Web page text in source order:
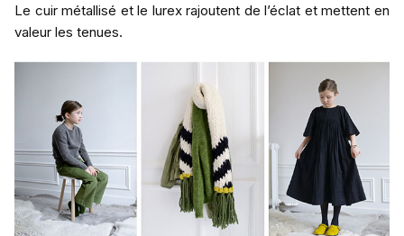
Le cuir métallisé et le lurex rajoutent de l’éclat et mettent en
valeur les tenues.